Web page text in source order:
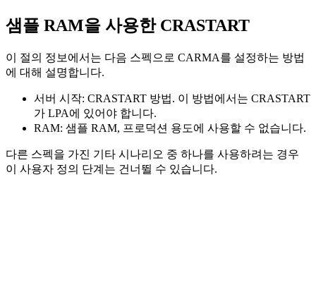
샘플 RAM을 사용한 CRASTART
이 절의 정보에서는 다음 스펙으로 CARMA를 설정하는 방법
에 대해 설명합니다.
서버 시작: CRASTART 방법. 이 방법에서는 CRASTART
가 LPA에 있어야 합니다.
RAM: 샘플 RAM, 프로덕션 용도에 사용할 수 없습니다.
다른 스펙을 가진 기타 시나리오 중 하나를 사용하려는 경우
이 사용자 정의 단계는 건너뛸 수 있습니다.